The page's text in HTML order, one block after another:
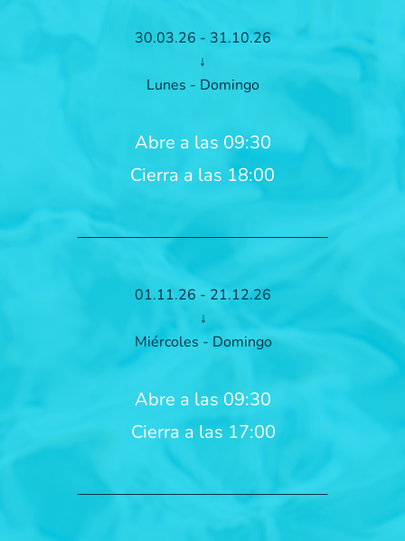
30.03.26 - 31.10.26
↓
Lunes - Domingo
Abre a las 09:30
Cierra a las 18:00
01.11.26 - 21.12.26
↓
Miércoles - Domingo
Abre a las 09:30
Cierra a las 17:00